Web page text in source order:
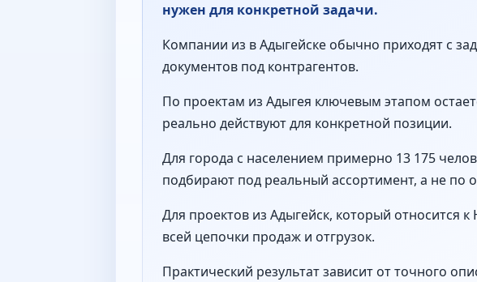
нужен для конкретной задачи.
Компании из в Адыгейске обычно приходят с
документов под контрагентов.
По проектам из Адыгея ключевым этапом
реально действуют для конкретной позиции.
Для города с населением примерно 13 175
подбирают под реальный ассортимент, а не по
Для проектов из Адыгейск, который относится
всей цепочки продаж и отгрузок.
Практический результат зависит от точного